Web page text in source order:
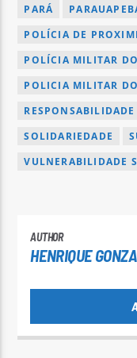
PARÁ
POLÍCIA DE
POLÍCIA MILITAR
POLICIA MILITAR
SOLIDARIEDADE
VULNERABILIDADE
AUTHOR
HENRIQUE